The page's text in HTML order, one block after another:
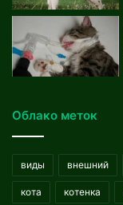
Облако меток
виды внешний
кота котенка